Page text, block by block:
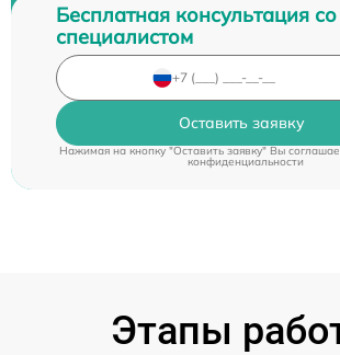
Бесплатная консультация со
специалистом
Оставить заявку
Нажимая на кнопку "Оставить заявку" Вы
конфиденциальности
Этапы